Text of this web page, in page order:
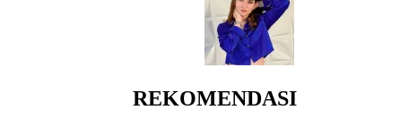
REKOMENDASI